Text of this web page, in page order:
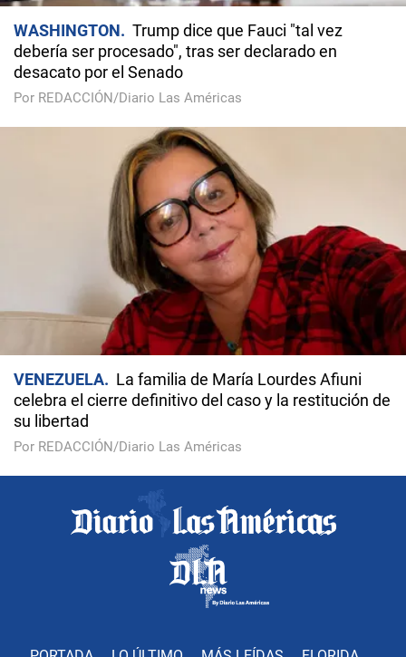
WASHINGTON
Trump dice que Fauci "tal vez
debería ser procesado", tras ser declarado en
desacato por el Senado
Por REDACCIÓN/Diario Las Américas
VENEZUELA
La familia de María Lourdes Afiuni
celebra el cierre definitivo del caso y la restitución de
su libertad
Por REDACCIÓN/Diario Las Américas